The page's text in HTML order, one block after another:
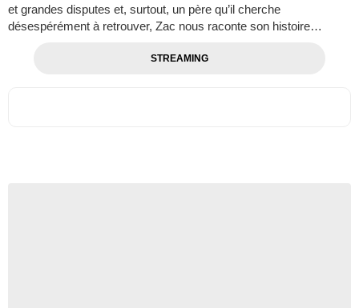
et grandes disputes et, surtout, un père qu’il cherche
désespérément à retrouver, Zac nous raconte son histoire…
STREAMING